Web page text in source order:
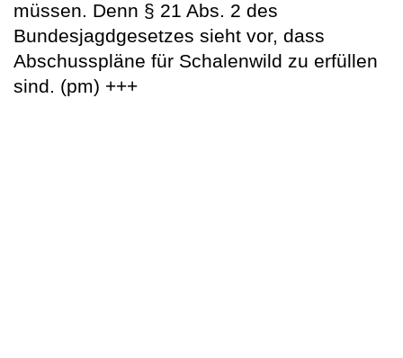
müssen. Denn § 21 Abs. 2 des
Bundesjagdgesetzes sieht vor, dass
Abschusspläne für Schalenwild zu erfüllen
sind. (pm) +++